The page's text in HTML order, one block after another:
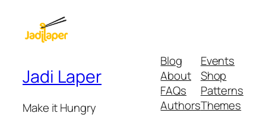
Jadi Laper
Make it Hungry
Blog
About
FAQs
Authors
Events
Shop
Patterns
Themes